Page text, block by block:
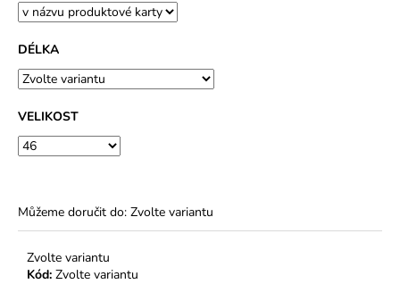
DÉLKA
VELIKOST
Můžeme doručit do: Zvolte variantu
Zvolte variantu
Kód: Zvolte variantu
DO
VÉČKA
PLÁTNO
TISK
TULIPÁNKY
2026
2
DÉLKY
489